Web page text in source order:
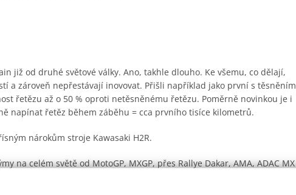
již od druhé světové války. Ano, takhle dlouho. Ke všemu, co dělají,
a zároveň nepřestávají inovovat. Přišli například jako první s těsněním
řetězu až o 50 % oproti netěsněnému řetězu. Poměrně novinkou je i
napínat řetěz během záběhu = cca prvního tisíce kilometrů.
nárokům stroje Kawasaki H2R.
na celém světě od MotoGP, MXGP, přes Rallye Dakar, AMA, ADAC MX